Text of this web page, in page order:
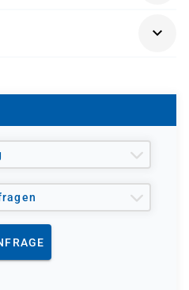
in
die ein praxisorientiertes